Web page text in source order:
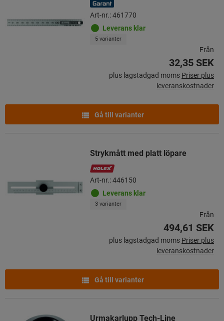
Art-nr.: 461770
Leverans klar
5 varianter
Från
32,35 SEK
plus lagstadgad moms Priser plus
leveranskostnader
Gå till varianter
Strykmått med platt löpare
Art-nr.: 446150
Leverans klar
3 varianter
Från
494,61 SEK
plus lagstadgad moms Priser plus
leveranskostnader
Gå till varianter
Urmakarlupp Tech-Line